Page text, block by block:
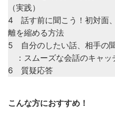
（実践）
4 話す前に聞こう！初対面
離を縮める方法
5 自分のしたい話、相手の
：スムーズな会話のキャッ
6 質疑応答
こんな方におすすめ！